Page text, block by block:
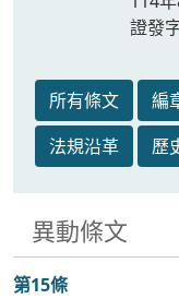
證發
所有條文 編
法規沿革
歷
異動條文
第15條